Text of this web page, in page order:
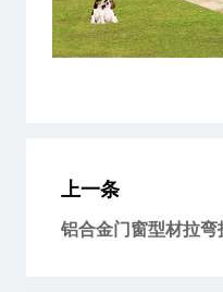
上一条
铝合金门窗型材拉